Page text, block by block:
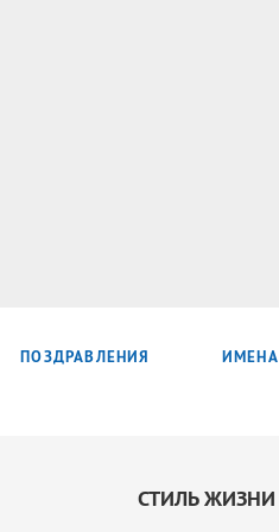
ПОЗДРАВЛЕНИЯ ИМЕНА
СТИЛЬ ЖИЗНИ